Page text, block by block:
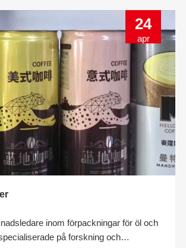
24
apr
inom förpackningar för öl och
på forskning och